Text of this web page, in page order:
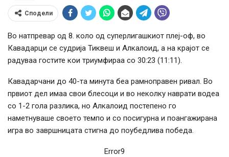
Сподели
Во натпревар од 8. коло од суперлигашкиот плеј-оф, во
Кавадарци се судрија Тиквеш и Алкалоид, а на крајот се
радуваа гостите кои триумфираа со 30:23 (11:11).
Кавадарчани до 40-та минута беа рамноправен ривал. Во
првиот дел имаа свои блесоци и во неколку наврати водеа
со 1-2 гола разлика, но Алкалоид постепено го
наметнуваше своето темпо и со посигурна и поангажирана
игра во завршницата стигна до поубедлива победа.
Error9